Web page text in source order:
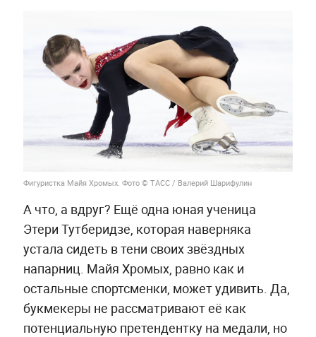
Фигуристка Майя Хромых. Фото © ТАСС / Валерий Шарифулин
А что, а вдруг? Ещё одна юная ученица
Этери Тутберидзе, которая наверняка
устала сидеть в тени своих звёздных
напарниц. Майя Хромых, равно как и
остальные спортсменки, может удивить. Да,
букмекеры не рассматривают её как
потенциальную претендентку на медали, но